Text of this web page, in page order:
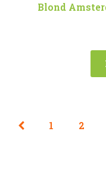
Blond
1 2